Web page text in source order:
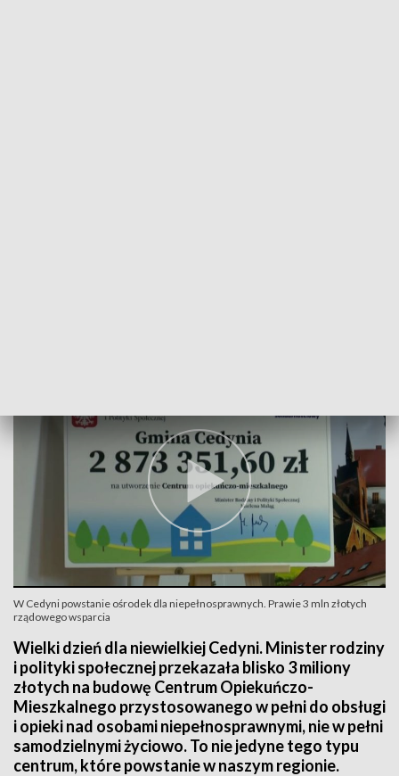
W Cedyni powstanie ośrodek dla niepełnosprawnych. Prawie 3 mln złotych
rządowego wsparcia
Wielki dzień dla niewielkiej Cedyni. Minister rodziny
i polityki społecznej przekazała blisko 3 miliony
złotych na budowę Centrum Opiekuńczo-
Mieszkalnego przystosowanego w pełni do obsługi
i opieki nad osobami niepełnosprawnymi, nie w pełni
samodzielnymi życiowo. To nie jedyne tego typu
centrum, które powstanie w naszym regionie.